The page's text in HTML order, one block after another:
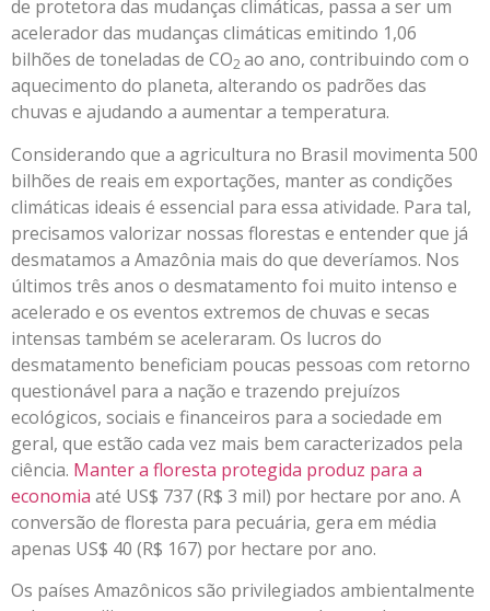
de protetora das mudanças climáticas, passa a ser um
acelerador das mudanças climáticas emitindo 1,06
bilhões de toneladas de CO2ao ano, contribuindo com o
aquecimento do planeta, alterando os padrões das
chuvas e ajudando a aumentar a temperatura.
Considerando que a agricultura no Brasil movimenta 500
bilhões de reais em exportações, manter as condições
climáticas ideais é essencial para essa atividade. Para tal,
precisamos valorizar nossas florestas e entender que já
desmatamos a Amazônia mais do que deveríamos. Nos
últimos três anos o desmatamento foi muito intenso e
acelerado e os eventos extremos de chuvas e secas
intensas também se aceleraram. Os lucros do
desmatamento beneficiam poucas pessoas com retorno
questionável para a nação e trazendo prejuízos
ecológicos, sociais e financeiros para a sociedade em
geral, que estão cada vez mais bem caracterizados pela
ciência. Manter a floresta protegida produz para a
economia até US$ 737 (R$ 3 mil) por hectare por ano. A
conversão de floresta para pecuária, gera em média
apenas US$ 40 (R$ 167) por hectare por ano.
Os países Amazônicos são privilegiados ambientalmente